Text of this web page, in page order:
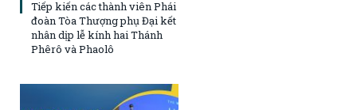
Tiếp kiến các thành viên Phái
đoàn Tòa Thượng phụ Đại kết
nhân dịp lễ kính hai Thánh
Phêrô và Phaolô